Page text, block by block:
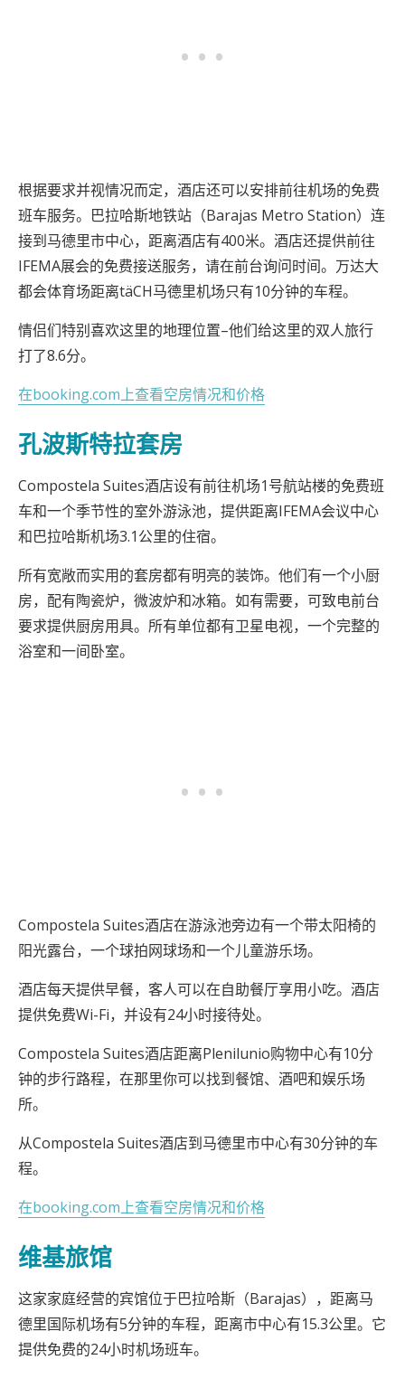
根据要求并视情况而定，酒店还可以安排前往机场的免费
班车服务。巴拉哈斯地铁站（Barajas Metro Station）连
接到马德里市中心，距离酒店有400米。酒店还提供前往
IFEMA展会的免费接送服务，请在前台询问时间。万达大
都会体育场距离täCH马德里机场只有10分钟的车程。
情侣们特别喜欢这里的地理位置–他们给这里的双人旅行
打了8.6分。
在booking.com上查看空房情况和价格
孔波斯特拉套房
Compostela Suites酒店设有前往机场1号航站楼的免费班
车和一个季节性的室外游泳池，提供距离IFEMA会议中心
和巴拉哈斯机场3.1公里的住宿。
所有宽敞而实用的套房都有明亮的装饰。他们有一个小厨
房，配有陶瓷炉，微波炉和冰箱。如有需要，可致电前台
要求提供厨房用具。所有单位都有卫星电视，一个完整的
浴室和一间卧室。
Compostela Suites酒店在游泳池旁边有一个带太阳椅的
阳光露台，一个球拍网球场和一个儿童游乐场。
酒店每天提供早餐，客人可以在自助餐厅享用小吃。酒店
提供免费Wi-Fi，并设有24小时接待处。
Compostela Suites酒店距离Plenilunio购物中心有10分
钟的步行路程，在那里你可以找到餐馆、酒吧和娱乐场
所。
从Compostela Suites酒店到马德里市中心有30分钟的车
程。
在booking.com上查看空房情况和价格
维基旅馆
这家家庭经营的宾馆位于巴拉哈斯（Barajas），距离马
德里国际机场有5分钟的车程，距离市中心有15.3公里。它
提供免费的24小时机场班车。